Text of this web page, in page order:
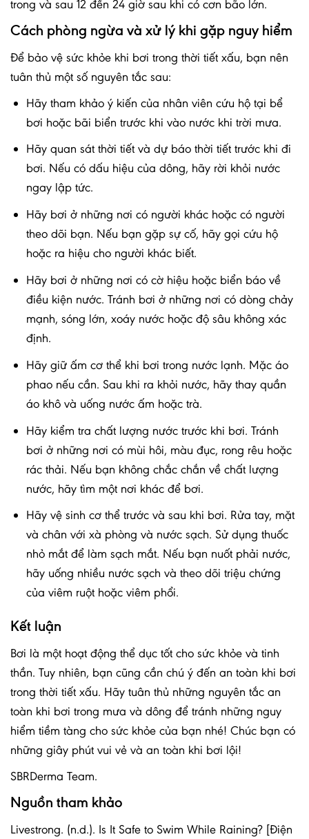
trong và sau 12 đến 24 giờ sau khi có cơn bão lớn.
Cách phòng ngừa và xử lý khi gặp nguy hiểm
Để bảo vệ sức khỏe khi bơi trong thời tiết xấu, bạn nên
tuân thủ một số nguyên tắc sau:
Hãy tham khảo ý kiến của nhân viên cứu hộ tại bể
bơi hoặc bãi biển trước khi vào nước khi trời mưa.
Hãy quan sát thời tiết và dự báo thời tiết trước khi đi
bơi. Nếu có dấu hiệu của dông, hãy rời khỏi nước
ngay lập tức.
Hãy bơi ở những nơi có người khác hoặc có người
theo dõi bạn. Nếu bạn gặp sự cố, hãy gọi cứu hộ
hoặc ra hiệu cho người khác biết.
Hãy bơi ở những nơi có cờ hiệu hoặc biển báo về
điều kiện nước. Tránh bơi ở những nơi có dòng chảy
mạnh, sóng lớn, xoáy nước hoặc độ sâu không xác
định.
Hãy giữ ấm cơ thể khi bơi trong nước lạnh. Mặc áo
phao nếu cần. Sau khi ra khỏi nước, hãy thay quần
áo khô và uống nước ấm hoặc trà.
Hãy kiểm tra chất lượng nước trước khi bơi. Tránh
bơi ở những nơi có mùi hôi, màu đục, rong rêu hoặc
rác thải. Nếu bạn không chắc chắn về chất lượng
nước, hãy tìm một nơi khác để bơi.
Hãy vệ sinh cơ thể trước và sau khi bơi. Rửa tay, mặt
và chân với xà phòng và nước sạch. Sử dụng thuốc
nhỏ mắt để làm sạch mắt. Nếu bạn nuốt phải nước,
hãy uống nhiều nước sạch và theo dõi triệu chứng
của viêm ruột hoặc viêm phổi.
Kết luận
Bơi là một hoạt động thể dục tốt cho sức khỏe và tinh
thần. Tuy nhiên, bạn cũng cần chú ý đến an toàn khi bơi
trong thời tiết xấu. Hãy tuân thủ những nguyên tắc an
toàn khi bơi trong mưa và dông để tránh những nguy
hiểm tiềm tàng cho sức khỏe của bạn nhé! Chúc bạn có
những giây phút vui vẻ và an toàn khi bơi lội!
SBRDerma Team.
Nguồn tham khảo
Livestrong. (n.d.). Is It Safe to Swim While Raining? [Điện